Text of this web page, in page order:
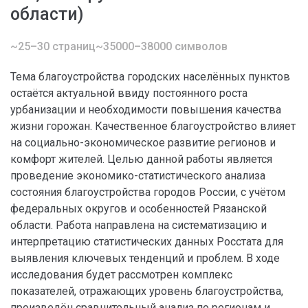
области)
~25–30 страниц~35000–38000 символов
Тема благоустройства городских населённых пунктов
остаётся актуальной ввиду постоянного роста
урбанизации и необходимости повышения качества
жизни горожан. Качественное благоустройство влияет
на социально-экономическое развитие регионов и
комфорт жителей. Целью данной работы является
проведение экономико-статистического анализа
состояния благоустройства городов России, с учётом
федеральных округов и особенностей Рязанской
области. Работа направлена на систематизацию и
интерпретацию статистических данных Росстата для
выявления ключевых тенденций и проблем. В ходе
исследования будет рассмотрен комплекс
показателей, отражающих уровень благоустройства,